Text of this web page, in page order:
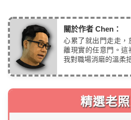
關於作者 Chen：
心累了就出門走走，
離現實的任意門。這
我對職場消磨的溫柔
精選老照